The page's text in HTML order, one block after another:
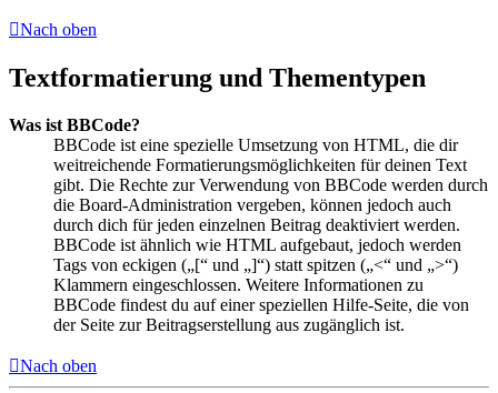
Nach oben
Textformatierung und Thementypen
Was ist BBCode?
BBCode ist eine spezielle Umsetzung von HTML, die dir
weitreichende Formatierungsmöglichkeiten für deinen Text
gibt. Die Rechte zur Verwendung von BBCode werden durch
die Board-Administration vergeben, können jedoch auch
durch dich für jeden einzelnen Beitrag deaktiviert werden.
BBCode ist ähnlich wie HTML aufgebaut, jedoch werden
Tags von eckigen („[“ und „]“) statt spitzen („<“ und „>“)
Klammern eingeschlossen. Weitere Informationen zu
BBCode findest du auf einer speziellen Hilfe-Seite, die von
der Seite zur Beitragserstellung aus zugänglich ist.
Nach oben